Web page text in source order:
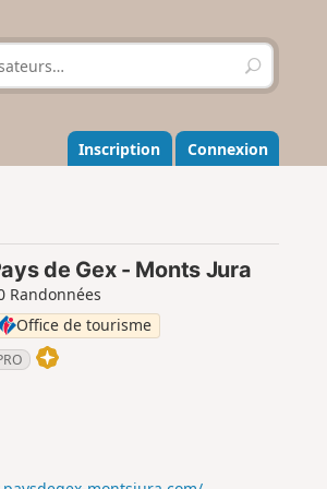
R
e
h
e
r
r
Inscription Connexion
de Gex - Monts Jura
Randonnées
Office de tourisme